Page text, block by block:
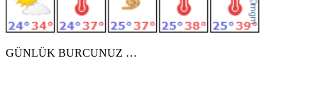
GÜNLÜK BURCUNUZ …